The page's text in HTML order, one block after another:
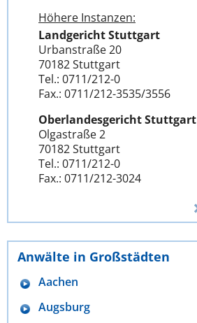
Höhere Instanzen:
Landgericht Stuttgart
Urbanstraße 20
70182 Stuttgart
Tel.: 0711/212-0
Fax.: 0711/212-3535/3556
Oberlandesgericht Stuttgart
Olgastraße 2
70182 Stuttgart
Tel.: 0711/212-0
Fax.: 0711/212-3024
Anwälte in Großstädten
Aachen
Augsburg